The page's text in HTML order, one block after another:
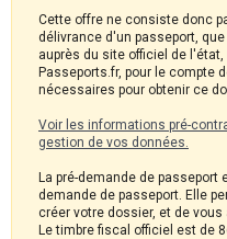
Cette offre ne consiste donc
délivrance d'un passeport,
auprès du site officiel de
Passeports.fr, pour le compte
nécessaires pour obtenir ce
Voir les informations pré-
gestion de vos données.
La pré-demande de passeport
demande de passeport. Elle
créer votre dossier, et de
Le timbre fiscal officiel est de